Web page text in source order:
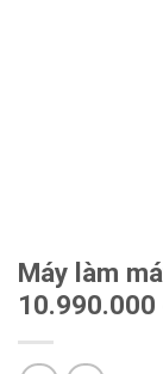
Máy làm
10.990.000